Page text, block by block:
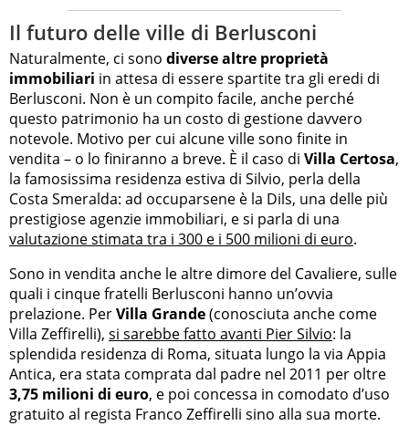
Il futuro delle ville di Berlusconi
Naturalmente, ci sono diverse altre proprietà
immobiliari in attesa di essere spartite tra gli eredi di
Berlusconi. Non è un compito facile, anche perché
questo patrimonio ha un costo di gestione davvero
notevole. Motivo per cui alcune ville sono finite in
vendita – o lo finiranno a breve. È il caso di Villa Certosa,
la famosissima residenza estiva di Silvio, perla della
Costa Smeralda: ad occuparsene è la Dils, una delle più
prestigiose agenzie immobiliari, e si parla di una
valutazione stimata tra i 300 e i 500 milioni di euro.
Sono in vendita anche le altre dimore del Cavaliere, sulle
quali i cinque fratelli Berlusconi hanno un’ovvia
prelazione. PerVilla Grande(conosciuta anche come
Villa Zeffirelli), si sarebbe fatto avanti Pier Silvio: la
splendida residenza di Roma, situata lungo la via Appia
Antica, era stata comprata dal padre nel 2011 per oltre
3,75 milioni di euro, e poi concessa in comodato d’uso
gratuito al regista Franco Zeffirelli sino alla sua morte.